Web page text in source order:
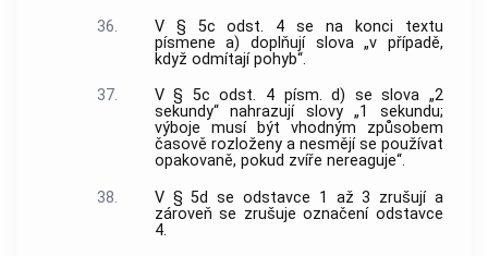
36.
V § 5c odst. 4 se na konci textu
písmene a) doplňují slova „v případě,
když odmítají pohyb“.
37.
V § 5c odst. 4 písm. d) se slova „2
sekundy“ nahrazují slovy „1 sekundu;
výboje musí být vhodným způsobem
časově rozloženy a nesmějí se používat
opakovaně, pokud zvíře nereaguje“.
38.
V § 5d se odstavce 1 až 3 zrušují a
zároveň se zrušuje označení odstavce
4.